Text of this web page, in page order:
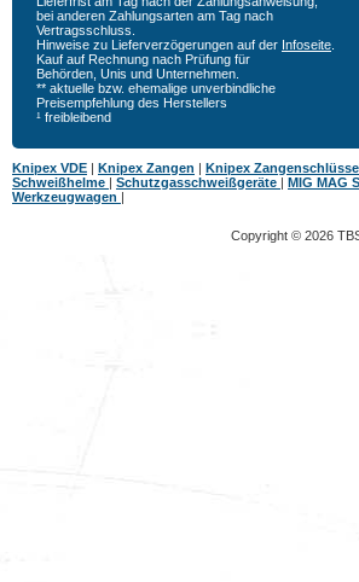
bei anderen Zahlungsarten am Tag nach
Vertragsschluss.
Hinweise zu Lieferverzögerungen auf der Infoseite
Kauf auf Rechnung nach Prüfung für
Behörden, Unis und Unternehmen.
** aktuelle bzw. ehemalige unverbindliche
Preisempfehlung des Herstellers
¹ freibleibend
Knipex VDE | Knipex Zangen | Knipex
Schweißhelme | Schutzgasschweißgeräte | MIG MAG
Werkzeugwagen |
Copyright © 2026